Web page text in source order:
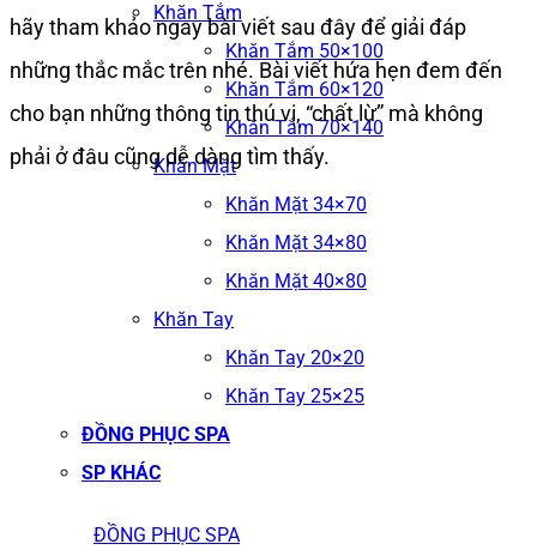
Khăn Tắm
Khăn Tắm 50×100
Khăn Tắm 60×120
Khăn Tắm 70×140
Khăn Mặt
Khăn Mặt 34×70
Khăn Mặt 34×80
Khăn Mặt 40×80
Khăn Tay
Khăn Tay 20×20
Khăn Tay 25×25
ĐỒNG PHỤC SPA
SP KHÁC
ĐỒNG PHỤC SPA
hãy tham khảo ngay bài viết sau đây để giải đáp
những thắc mắc trên nhé. Bài viết hứa hẹn đem đến
cho bạn những thông tin thú vị, “chất lừ” mà không
phải ở đâu cũng dễ dàng tìm thấy.